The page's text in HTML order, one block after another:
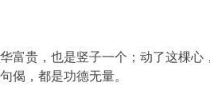
贵，也是竖子一个；动了这棵心
偈，都是功德无量。